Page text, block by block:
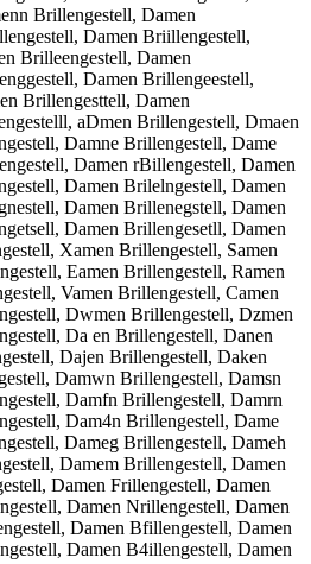
Brillengestell, Damen
Damen Briillengestell,
Brilleengestell, Damen
Damen Brillengeestell,
Brillengesttell, Damen
aDmen Brillengestell, Dmaen
Damne Brillengestell, Dame
Damen rBillengestell, Damen
Damen Brilelngestell, Damen
Damen Brillenegstell, Damen
Damen Brillengesetll, Damen
Xamen Brillengestell, Samen
Eamen Brillengestell, Ramen
Vamen Brillengestell, Camen
Dwmen Brillengestell, Dzmen
Da en Brillengestell, Danen
Dajen Brillengestell, Daken
Damwn Brillengestell, Damsn
Damfn Brillengestell, Damrn
Dam4n Brillengestell, Dame
Dameg Brillengestell, Dameh
Damem Brillengestell, Damen
Damen Frillengestell, Damen
Damen Nrillengestell, Damen
Damen Bfillengestell, Damen
Damen B4illengestell, Damen